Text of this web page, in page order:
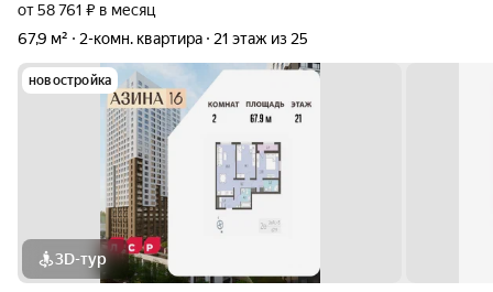
от 58 761 ₽ в месяц
67,9 м²
2-комн. квартира 21 этаж из 25
новостройка
3D-тур